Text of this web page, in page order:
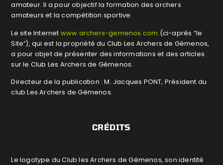
amateur. Il a pour objectif la formation des archers
amateurs et la compétition sportive.
Le site Internet www.archers-gemenos.com (ci-après “le
Site”), qui est la propriété du Club Les Archers de Gémenos,
a pour objet de présenter des informations et des articles
sur le Club Les Archers de Gémenos.
Directeur de la publication : M. Jacques PONT, Président du
club Les Archers de Gémenos.
CRÉDITS
Le logotype du Club les Archers de Gémenos, son identité